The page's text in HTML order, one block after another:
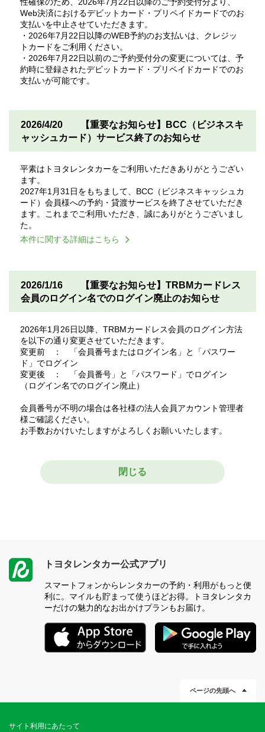
Web決済におけるデビットカード・プリペイドカードでのお
支払いを中止させていただきます。
・2026年7月22日以降のWEB予約のお支払いは、クレジッ
トカードをご利用ください。
・2026年7月22日以前のご予約受付分の変更については、予
約時に登録されたデビットカード・プリペイドカードでのお
支払いが可能です。
2026/4/20
【重要なお知らせ】BCC（ビジネスキ
ャッシュカード）サービス終了のお知らせ
平素はトヨタレンタカーをご利用いただきありがとうござい
ます。
2027年1月31日をもちまして、BCC（ビジネスキャッシュカ
ード）会員様への予約・貸渡サービスを終了させていただき
ます。これまでご利用いただき、誠にありがとうございまし
た。
本件に関する詳細はこちら
2026/1/16
【重要なお知らせ】TRBMカードレス
会員のログイン名でのログイン廃止のお知らせ
2026年1月26日以降、TRBMカードレス会員のログイン方法
を以下の通り変更させていただきます。
変更前 ： 「会員番号またはログイン名」と「パスワー
ド」でログイン
変更後 ： 「会員番号」と「パスワード」でログイン
（ログイン名でのログイン廃止）
会員番号が不明の場合は各社様の法人会員アカウント管理者
様ご確認ください。
お手数おかけいたしますがよろしくお願いいたします。
閉じる
トヨタレンタカー公式アプリ
スマートフォンからレンタカーの予約・利用がもっと便
利に。マイルも貯まって使うほどお得。トヨタレンタカ
ーだけの魅力的なお出かけプランもお届け。
ページの先頭へ
サイト利用にあたって